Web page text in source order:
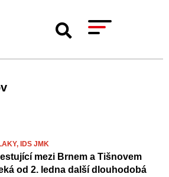
IDS JMK
mezi Brnem a Tišnovem
od 2. ledna další dlouhodobá